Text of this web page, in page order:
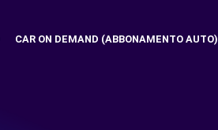
CAR ON DEMAND (ABBONAMENTO AUTO)